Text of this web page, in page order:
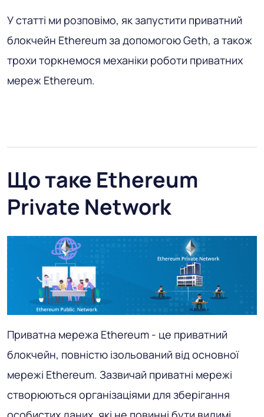
У статті ми розповімо, як запустити приватний
блокчейн Ethereum за допомогою Geth, а також
трохи торкнемося механіки роботи приватних
мереж Ethereum.
Що таке Ethereum
Private Network
Приватна мережа Ethereum - це приватний
блокчейн, повністю ізольований від основної
мережі Ethereum. Зазвичай приватні мережі
створюються організаціями для зберігання